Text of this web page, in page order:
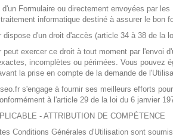
d'un Formulaire ou directement envoyées par
traitement informatique destiné à assurer le
dispose d'un droit d'accès (article 34 à 38 de la
peut exercer ce droit à tout moment par l'envoi
incomplètes ou périmées. Vous pouvez
la prise en compte de la demande de
s'engage à fournir ses meilleurs efforts
à l'article 29 de la loi du 6 janvier
- ATTRIBUTION DE COMPÉTENCE
Conditions Générales d'Utilisation sont